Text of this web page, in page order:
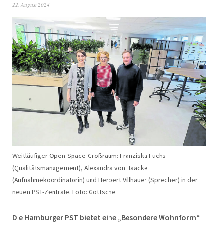
22. August 2024
Weitläufiger Open-Space-Großraum: Franziska Fuchs
(Qualitätsmanagement), Alexandra von Haacke
(Aufnahmekoordinatorin) und Herbert Villhauer (Sprecher) in der
neuen PST-Zentrale. Foto: Göttsche
Die Hamburger PST bietet eine „Besondere Wohnform“